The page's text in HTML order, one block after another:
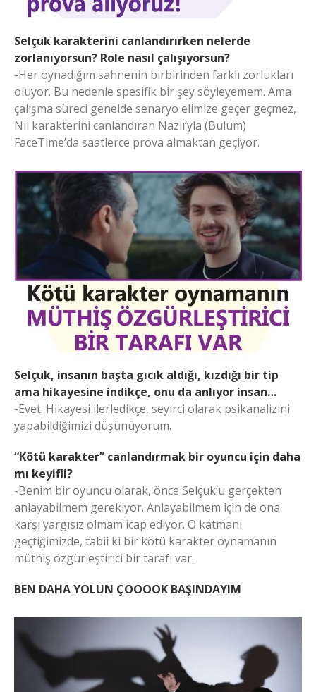
Selçuk karakterini canlandırırken nelerde
zorlanıyorsun? Role nasıl çalışıyorsun?
-Her oynadığım sahnenin birbirinden farklı zorlukları
oluyor. Bu nedenle spesifik bir şey söyleyemem. Ama
çalışma süreci genelde senaryo elimize geçer geçmez,
Nil karakterini canlandıran Nazlı’yla (Bulum)
FaceTime’da saatlerce prova almaktan geçiyor.
Selçuk, insanın başta gıcık aldığı, kızdığı bir tip
ama hikayesine indikçe, onu da anlıyor insan…
-Evet. Hikayesi ilerledikçe, seyirci olarak psikanalizini
yapabildiğimizi düşünüyorum.
“Kötü karakter” canlandırmak bir oyuncu için daha
mı keyifli?
-Benim bir oyuncu olarak, önce Selçuk’u gerçekten
anlayabilmem gerekiyor. Anlayabilmem için de ona
karşı yargısız olmam icap ediyor. O katmanı
geçtiğimizde, tabii ki bir kötü karakter oynamanın
müthiş özgürleştirici bir tarafı var.
BEN DAHA YOLUN ÇOOOOK BAŞINDAYIM